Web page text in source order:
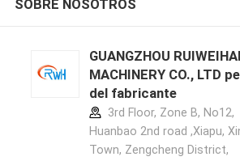
SOBRE NOSOTROS
GUANGZHOU
MACHINERY CO., LTD perfil
del fabricante
3rd Floor, Zone B, No12,
Huanbao 2nd road ,Xiapu,
Town, Zengcheng District,